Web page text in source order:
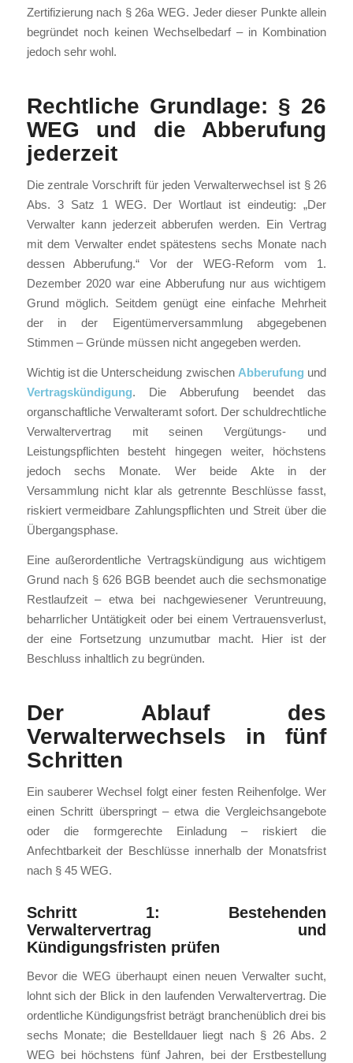
Zertifizierung nach § 26a WEG. Jeder dieser Punkte allein
begründet noch keinen Wechselbedarf – in Kombination
jedoch sehr wohl.
Rechtliche Grundlage: § 26
WEG und die Abberufung
jederzeit
Die zentrale Vorschrift für jeden Verwalterwechsel ist § 26
Abs. 3 Satz 1 WEG. Der Wortlaut ist eindeutig: „Der
Verwalter kann jederzeit abberufen werden. Ein Vertrag
mit dem Verwalter endet spätestens sechs Monate nach
dessen Abberufung.“ Vor der WEG-Reform vom 1.
Dezember 2020 war eine Abberufung nur aus wichtigem
Grund möglich. Seitdem genügt eine einfache Mehrheit
der in der Eigentümerversammlung abgegebenen
Stimmen – Gründe müssen nicht angegeben werden.
Wichtig ist die Unterscheidung zwischen Abberufung und
Vertragskündigung. Die Abberufung beendet das
organschaftliche Verwalteramt sofort. Der schuldrechtliche
Verwaltervertrag mit seinen Vergütungs- und
Leistungspflichten besteht hingegen weiter, höchstens
jedoch sechs Monate. Wer beide Akte in der
Versammlung nicht klar als getrennte Beschlüsse fasst,
riskiert vermeidbare Zahlungspflichten und Streit über die
Übergangsphase.
Eine außerordentliche Vertragskündigung aus wichtigem
Grund nach § 626 BGB beendet auch die sechsmonatige
Restlaufzeit – etwa bei nachgewiesener Veruntreuung,
beharrlicher Untätigkeit oder bei einem Vertrauensverlust,
der eine Fortsetzung unzumutbar macht. Hier ist der
Beschluss inhaltlich zu begründen.
Der Ablauf des
Verwalterwechsels in fünf
Schritten
Ein sauberer Wechsel folgt einer festen Reihenfolge. Wer
einen Schritt überspringt – etwa die Vergleichsangebote
oder die formgerechte Einladung – riskiert die
Anfechtbarkeit der Beschlüsse innerhalb der Monatsfrist
nach § 45 WEG.
Schritt 1: Bestehenden
Verwaltervertrag und
Kündigungsfristen prüfen
Bevor die WEG überhaupt einen neuen Verwalter sucht,
lohnt sich der Blick in den laufenden Verwaltervertrag. Die
ordentliche Kündigungsfrist beträgt branchenüblich drei bis
sechs Monate; die Bestelldauer liegt nach § 26 Abs. 2
WEG bei höchstens fünf Jahren, bei der Erstbestellung